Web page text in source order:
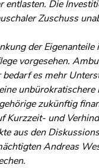
entlasten. Die
Zuschuss
der
vorgesehen.
bedarf es mehr
zukünftig
Kurzzeit- und
aus den
Andreas